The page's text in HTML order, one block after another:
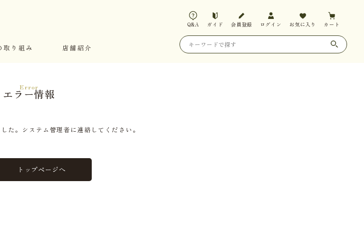
取り組み 店舗紹介
Q&A ガイド 会員登録 ログイン お気に入り カート
Error
エラー情報
た。システム管理者に連絡してください。
トップページへ